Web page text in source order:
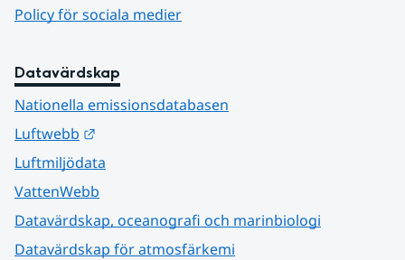
Policy för sociala medier
Datavärdskap
Nationella emissionsdatabasen
Luftwebb
Luftmiljödata
VattenWebb
Datavärdskap, oceanografi och marinbiologi
Datavärdskap för atmosfärkemi